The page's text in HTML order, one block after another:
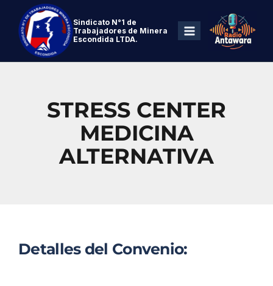
Sindicato N°1 de
Trabajadores de Minera
Escondida LTDA.
STRESS CENTER
MEDICINA
ALTERNATIVA
Detalles del Convenio: